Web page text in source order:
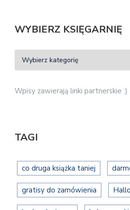
WYBIERZ KSIĘGARNIĘ
Wpisy zawierają linki partnerskie :)
TAGI
co druga książka taniej
gratisy do zamówienia